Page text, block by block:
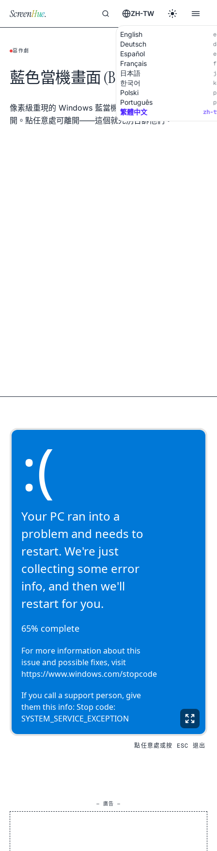
ScreenHue. ZH-TW
English
Deutsch
Español
Français
日本語
한국어
Polski
Português
繁體中文 zh-
惡作劇
藍色當機畫面 (BSOD)
像素級重現的 Windows 藍當機。離開朋友筆電前先打
開。點任意處可離開——這個就先別告訴他們。
:(
Your PC ran into a
problem and needs to
restart. We're just
collecting some error
info, and then we'll
restart for you.
65% complete
For more information about this
issue and possible fixes, visit
https://www.windows.com/stopcode
If you call a support person, give
them this info: Stop code:
SYSTEM_SERVICE_EXCEPTION
點任意處或按 ESC 退出
— 廣告 —